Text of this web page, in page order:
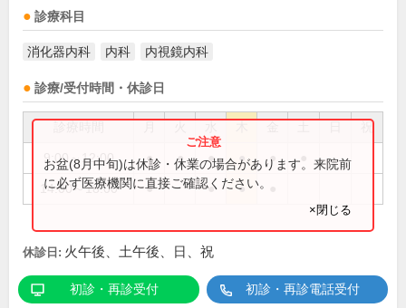
診療科目
消化器内科 内科 内視鏡内科
診療/受付時間・休診日
祝
9:00～12:00 ● ● ● ● ●
14:00～18:00 ● ● ●
お盆(8月中旬)は休診・休業の場合があります。来院前
に必ず医療機関に直接ご確認ください。
×閉じる
休診日: 火午後、土午後、日、祝
初診・再診受付 初診・再診電話受付